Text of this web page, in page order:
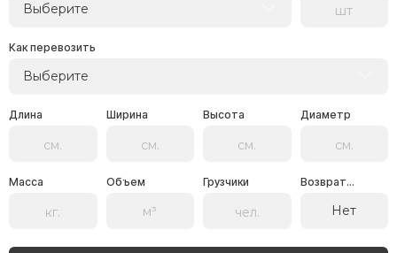
Выберите
Как перевозить
Выберите
Длина Ширина Высота Диаметр
Масса Объем Грузчики Возврат...
Нет